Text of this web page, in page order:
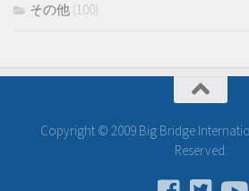
その他 (100)
Copyright © 2009 Big Bridge
Reserved.